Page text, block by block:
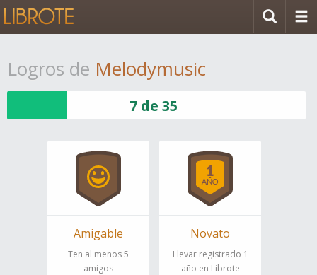
Logros de Melodymusic
7 de 35
Amigable
Ten al menos 5
amigos
Novato
Llevar registrado 1
año en Librote